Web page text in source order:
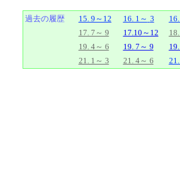
過去の履歴 15. 9～12 16. 1～ 3
17. 7～ 9
17.10～12
19. 4～ 6
19. 7～ 9
21. 1～ 3
21. 4～ 6